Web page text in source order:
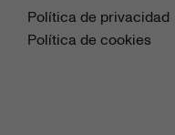
Política de privacidad
Política de cookies